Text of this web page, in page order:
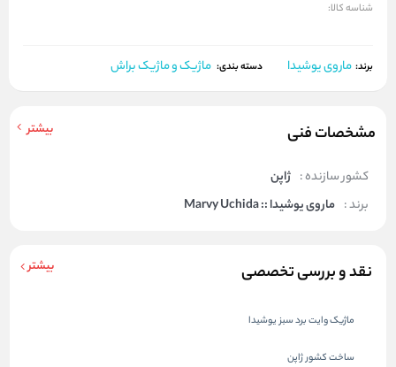
شناسه کالا:
برند: ماروی یوشیدا دسته بندی: ماژیک و ماژیک براش
مشخصات فنی بیشتر
کشور سازنده : ژاپن
برند : ماروی یوشیدا :: Marvy Uchida
نقد و بررسی تخصصی بیشتر
ماژیک وایت برد سبز یوشیدا
ساخت کشور ژاپن